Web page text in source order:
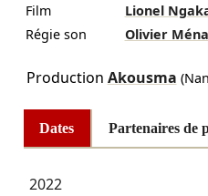
Film
Lionel
Régie son
Olivier
Production Akousma
Dates Partenaires de
2022